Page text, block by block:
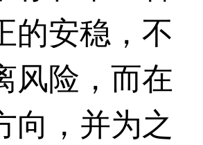
的安稳，不
风险，而在
向，并为之